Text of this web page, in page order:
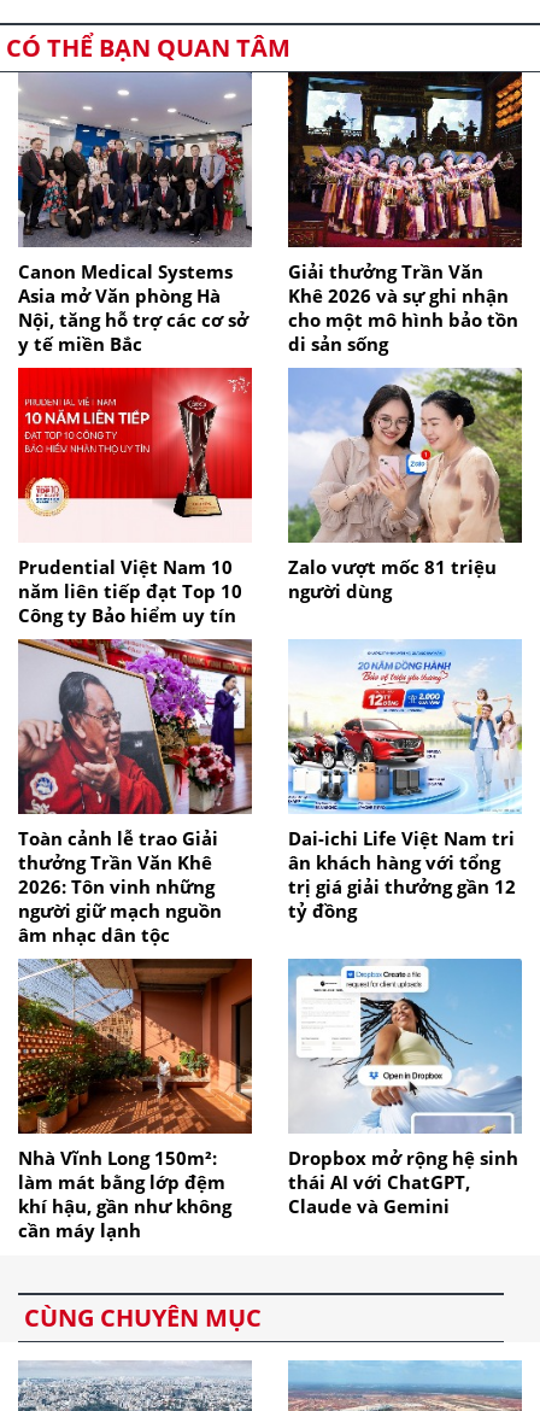
CÓ THỂ BẠN QUAN TÂM
Canon Medical Systems
Asia mở Văn phòng Hà
Nội, tăng hỗ trợ các cơ sở
y tế miền Bắc
Giải thưởng Trần Văn
Khê 2026 và sự ghi nhận
cho một mô hình bảo tồn
di sản sống
Prudential Việt Nam 10
năm liên tiếp đạt Top 10
Công ty Bảo hiểm uy tín
Zalo vượt mốc 81 triệu
người dùng
Toàn cảnh lễ trao Giải
thưởng Trần Văn Khê
2026: Tôn vinh những
người giữ mạch nguồn
âm nhạc dân tộc
Dai-ichi Life Việt Nam tri
ân khách hàng với tổng
trị giá giải thưởng gần 12
tỷ đồng
Nhà Vĩnh Long 150m²:
làm mát bằng lớp đệm
khí hậu, gần như không
cần máy lạnh
Dropbox mở rộng hệ sinh
thái AI với ChatGPT,
Claude và Gemini
CÙNG CHUYÊN MỤC